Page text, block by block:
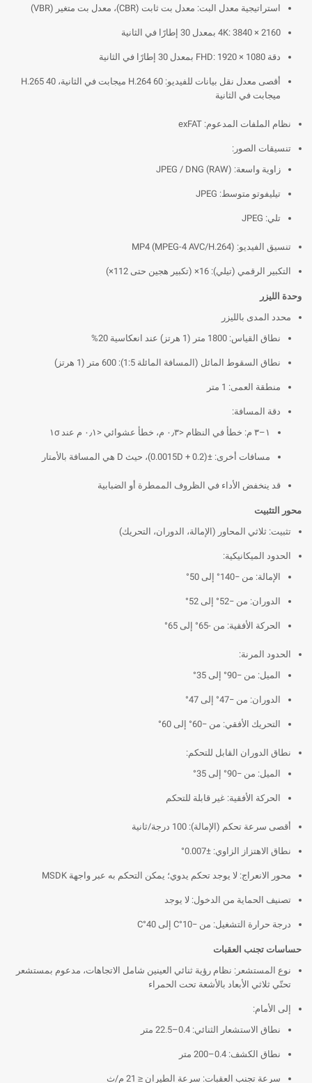
استراتيجية معدل البت: معدل بت ثابت (CBR)، معدل بت متغير (VBR)
4K: 3840 × 2160 بمعدل 30 إطارًا في الثانية
دقة FHD: 1920 × 1080 بمعدل 30 إطارًا في الثانية
أقصى معدل نقل بيانات للفيديو: H.264 60 ميجابت في الثانية، H.265 40
ميجابت في الثانية
نظام الملفات المدعوم: exFAT
تنسيقات الصور:
زاوية واسعة: JPEG / DNG (RAW)
تيليفوتو متوسط: JPEG
تلي: JPEG
تنسيق الفيديو: MP4 (MPEG-4 AVC/H.264)
التكبير الرقمي (تيلي): 16× (تكبير هجين حتى 112×)
وحدة الليزر
محدد المدى بالليزر
نطاق القياس: 1800 متر (1 هرتز) عند انعكاسية 20%
نطاق السقوط المائل (المسافة المائلة 1:5): 600 متر (1 هرتز)
منطقة العمى: 1 متر
دقة المسافة:
١–٣ م: خطأ في النظام <٠٫٣ م، خطأ عشوائي <٠٫١ م عند ١σ
مسافات أخرى: ±(0.2 + 0.0015D)، حيث D هي المسافة بالأمتار
قد ينخفض الأداء في الظروف الممطرة أو الضبابية
محور التثبيت
تثبيت: ثلاثي المحاور (الإمالة، الدوران، التحريك)
الحدود الميكانيكية:
الإمالة: من −140° إلى 50°
الدوران: من −52° إلى 52°
الحركة الأفقية: من -65° إلى 65°
الحدود المرنة:
الميل: من −90° إلى 35°
الدوران: من −47° إلى 47°
التحريك الأفقي: من −60° إلى 60°
نطاق الدوران القابل للتحكم:
الميل: من −90° إلى 35°
الحركة الأفقية: غير قابلة للتحكم
أقصى سرعة تحكم (الإمالة): 100 درجة/ثانية
نطاق الاهتزاز الزاوي: ±0.007°
محور الانعراج: لا يوجد تحكم يدوي؛ يمكن التحكم به عبر واجهة MSDK
تصنيف الحماية من الدخول: لا يوجد
درجة حرارة التشغيل: من −10°C إلى 40°C
حساسات تجنب العقبات
نوع المستشعر: نظام رؤية ثنائي العينين شامل الاتجاهات، مدعوم بمستشعر
تحتّي ثلاثي الأبعاد بالأشعة تحت الحمراء
إلى الأمام:
نطاق الاستشعار الثنائي: 0.4–22.5 متر
نطاق الكشف: 0.4–200 متر
سرعة تجنب العقبات: سرعة الطيران ≤ 21 م/ث